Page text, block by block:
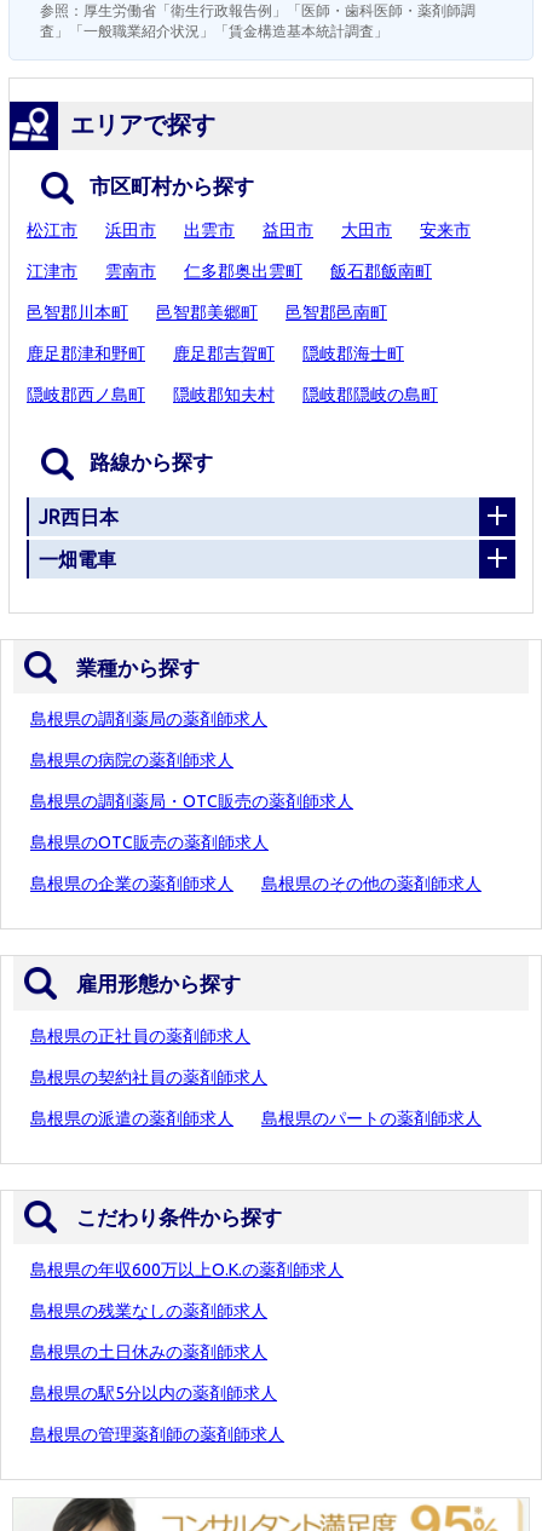
参照：厚生労働省「衛生行政報告例」「医師・歯科医師・薬剤師調
査」「一般職業紹介状況」「賃金構造基本統計調査」
エリアで探す
市区町村から探す
松江市 浜田市 出雲市 益田市 大田市 安来市
江津市 雲南市 仁多郡奥出雲町 飯石郡飯南町
邑智郡川本町 邑智郡美郷町 邑智郡邑南町
鹿足郡津和野町 鹿足郡吉賀町 隠岐郡海士町
隠岐郡西ノ島町 隠岐郡知夫村 隠岐郡隠岐の島町
路線から探す
JR西日本
一畑電車
業種から探す
島根県の調剤薬局の薬剤師求人
島根県の病院の薬剤師求人
島根県の調剤薬局・OTC販売の薬剤師求人
島根県のOTC販売の薬剤師求人
島根県の企業の薬剤師求人 島根県のその他の薬剤師求人
雇用形態から探す
島根県の正社員の薬剤師求人
島根県の契約社員の薬剤師求人
島根県の派遣の薬剤師求人 島根県のパートの薬剤師求人
こだわり条件から探す
島根県の年収600万以上O.K.の薬剤師求人
島根県の残業なしの薬剤師求人
島根県の土日休みの薬剤師求人
島根県の駅5分以内の薬剤師求人
島根県の管理薬剤師の薬剤師求人